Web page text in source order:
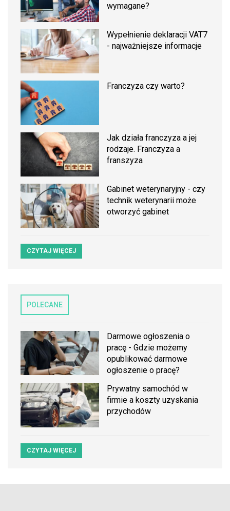
wymagane?
Wypełnienie deklaracji VAT7
- najważniejsze informacje
Franczyza czy warto?
Jak działa franczyza a jej
rodzaje. Franczyza a
franszyza
Gabinet weterynaryjny - czy
technik weterynarii może
otworzyć gabinet
CZYTAJ WIĘCEJ
POLECANE
Darmowe ogłoszenia o
pracę - Gdzie możemy
opublikować darmowe
ogłoszenie o pracę?
Prywatny samochód w
firmie a koszty uzyskania
przychodów
CZYTAJ WIĘCEJ